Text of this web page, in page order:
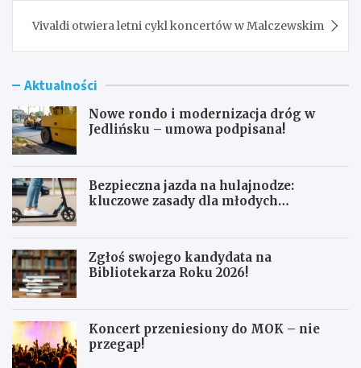
Vivaldi otwiera letni cykl koncertów w Malczewskim
Aktualności
Nowe rondo i modernizacja dróg w
Jedlińsku – umowa podpisana!
Bezpieczna jazda na hulajnodze:
kluczowe zasady dla młodych
Zgłoś swojego kandydata na
Bibliotekarza Roku 2026!
Koncert przeniesiony do MOK – nie
przegap!